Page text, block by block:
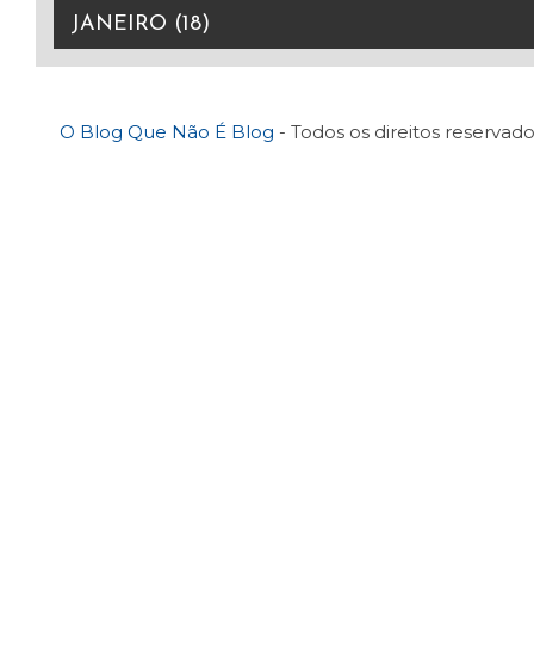
O Blog Que Não É Blog - Todos os direitos